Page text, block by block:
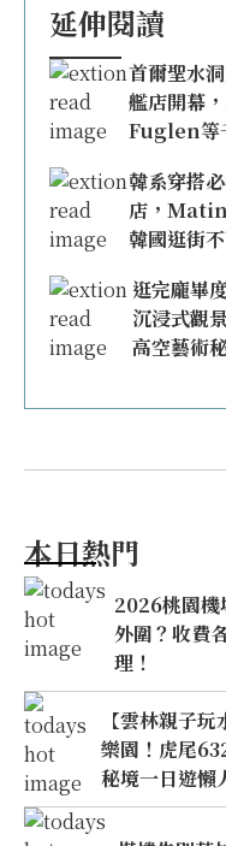
延伸閱讀
首爾聖水
艦店開幕
Fuglen等
韓系穿搭
店，
韓國逛街
逛完龐畢
沉浸式觀
高空藝術
本日熱門
2026桃園機
外圍？收費
理！
【雲林親子
樂園！虎尾
秘境一日遊懶